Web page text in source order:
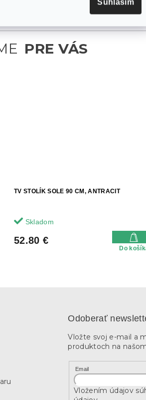
Súhlasím
TV STOLÍK SOLE 90 CM, ANTRACIT
Skladom
52.80 €
Do
Odoberať
Vložte svoj e-mail a
produktoch na
Email
Vložením údajov